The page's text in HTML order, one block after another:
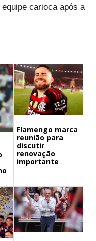
carioca após a
Flamengo marca
reunião para
discutir
renovação
importante